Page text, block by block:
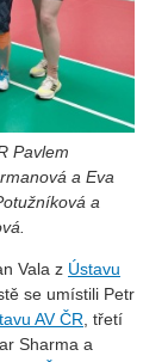
Pavlem
a Eva
a
Vala z Ústavu
se umístili Petr
AV ČR , třetí
Sharma a